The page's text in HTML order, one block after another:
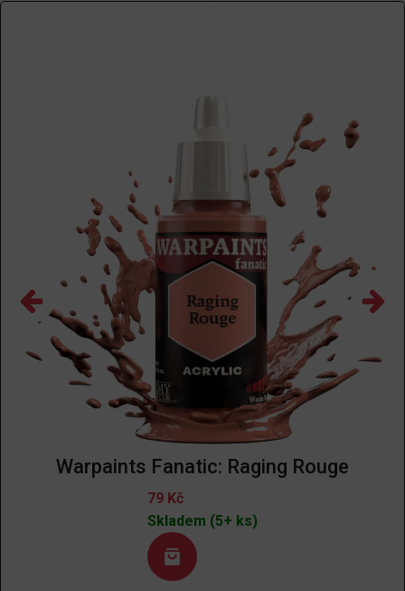
Warpaints Fanatic: Raging Rouge
79 Kč
Skladem (5+ ks)